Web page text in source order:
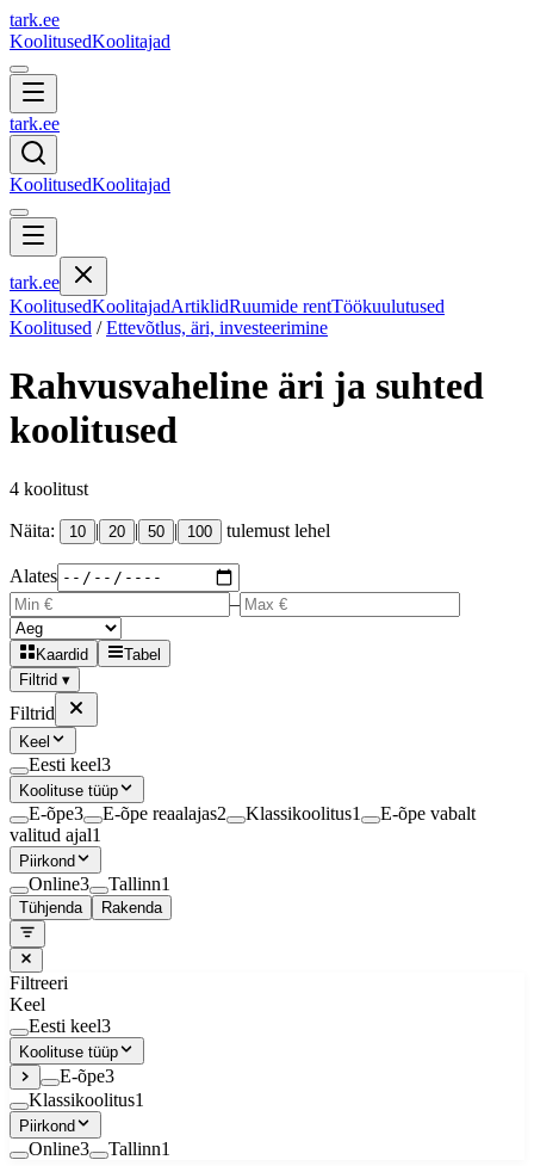
tark.ee
KoolitusedKoolitajad
tark.ee
KoolitusedKoolitajad
tark.ee
KoolitusedKoolitajadArtiklidRuumide rentTöökuulutused
Koolitused /Ettevõtlus, äri, investeerimine
Rahvusvaheline äri ja suhted
koolitused
4 koolitust
Näita: 10 | 20 | 50 | 100 tulemust lehel
Alates
–
Kaardid
Tabel
Filtrid ▾
Filtrid
Keel
Eesti keel3
Koolituse tüüp
E-õpe3 E-õpe reaalajas2 Klassikoolitus1
E-õpe vabalt
valitud ajal1
Piirkond
Online3 Tallinn1
Tühjenda Rakenda
Filtreeri
Keel
Eesti keel3
Koolituse tüüp
E-õpe3
Klassikoolitus1
Piirkond
Online3 Tallinn1